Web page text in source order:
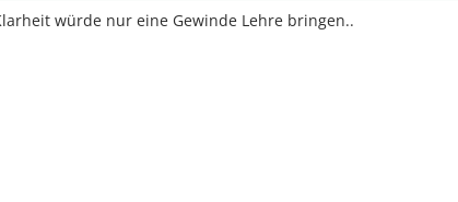
würde nur eine Gewinde Lehre bringen..